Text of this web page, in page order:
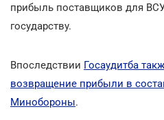
прибыль поставщиков для
государству.
Впоследствии Госаудитба
возвращение прибыли в
Минобороны.